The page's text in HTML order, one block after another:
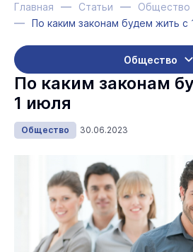
Главная Статьи
Общество
По каким законам будем жить с
Общество
По каким законам
1 июля
Общество 30.06.2023